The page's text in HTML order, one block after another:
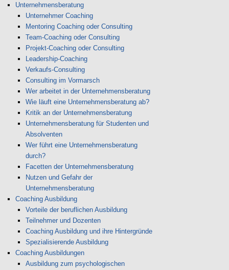
Unternehmensberatung
Unternehmer Coaching
Mentoring Coaching oder Consulting
Team-Coaching oder Consulting
Projekt-Coaching oder Consulting
Leadership-Coaching
Verkaufs-Consulting
Consulting im Vormarsch
Wer arbeitet in der Unternehmensberatung
Wie läuft eine Unternehmensberatung ab?
Kritik an der Unternehmensberatung
Unternehmensberatung für Studenten und
Absolventen
Wer führt eine Unternehmensberatung
durch?
Facetten der Unternehmensberatung
Nutzen und Gefahr der
Unternehmensberatung
Coaching Ausbildung
Vorteile der beruflichen Ausbildung
Teilnehmer und Dozenten
Coaching Ausbildung und ihre Hintergründe
Spezialisierende Ausbildung
Coaching Ausbildungen
Ausbildung zum psychologischen